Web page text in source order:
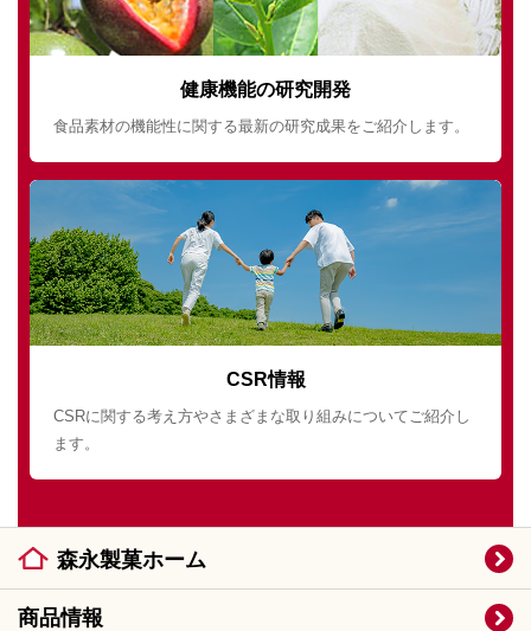
健康機能の研究開発
食品素材の機能性に関する最新の研究成果をご紹介します。
CSR情報
CSRに関する考え方やさまざまな取り組みについてご紹介し
ます。
森永製菓ホーム
商品情報